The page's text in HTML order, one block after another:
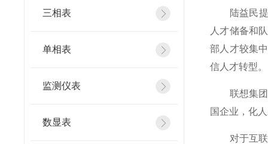
三相表
单相表
监测仪表
数显表
陆益民提到
人才储备和
部人才较集
信人才转型。
联想集团副
国企业，化
对于互联网